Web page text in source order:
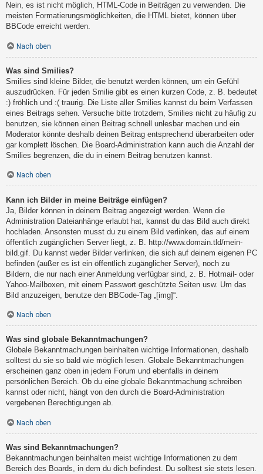
Nein, es ist nicht möglich, HTML-Code in Beiträgen zu verwenden. Die
meisten Formatierungsmöglichkeiten, die HTML bietet, können über
BBCode erreicht werden.
Nach oben
Was sind Smilies?
Smilies sind kleine Bilder, die benutzt werden können, um ein Gefühl
auszudrücken. Für jeden Smilie gibt es einen kurzen Code, z. B. bedeutet
:) fröhlich und :( traurig. Die Liste aller Smilies kannst du beim Verfassen
eines Beitrags sehen. Versuche bitte trotzdem, Smilies nicht zu häufig zu
benutzen, sie können einen Beitrag schnell unlesbar machen und ein
Moderator könnte deshalb deinen Beitrag entsprechend überarbeiten oder
gar komplett löschen. Die Board-Administration kann auch die Anzahl der
Smilies begrenzen, die du in einem Beitrag benutzen kannst.
Nach oben
Kann ich Bilder in meine Beiträge einfügen?
Ja, Bilder können in deinem Beitrag angezeigt werden. Wenn die
Administration Dateianhänge erlaubt hat, kannst du das Bild auch direkt
hochladen. Ansonsten musst du zu einem Bild verlinken, das auf einem
öffentlich zugänglichen Server liegt, z. B. http://www.domain.tld/mein-
bild.gif. Du kannst weder Bilder verlinken, die sich auf deinem eigenen PC
befinden (außer es ist ein öffentlich zugänglicher Server), noch zu
Bildern, die nur nach einer Anmeldung verfügbar sind, z. B. Hotmail- oder
Yahoo-Mailboxen, mit einem Passwort geschützte Seiten usw. Um das
Bild anzuzeigen, benutze den BBCode-Tag „[img]“.
Nach oben
Was sind globale Bekanntmachungen?
Globale Bekanntmachungen beinhalten wichtige Informationen, deshalb
solltest du sie so bald wie möglich lesen. Globale Bekanntmachungen
erscheinen ganz oben in jedem Forum und ebenfalls in deinem
persönlichen Bereich. Ob du eine globale Bekanntmachung schreiben
kannst oder nicht, hängt von den durch die Board-Administration
vergebenen Berechtigungen ab.
Nach oben
Was sind Bekanntmachungen?
Bekanntmachungen beinhalten meist wichtige Informationen zu dem
Bereich des Boards, in dem du dich befindest. Du solltest sie stets lesen.